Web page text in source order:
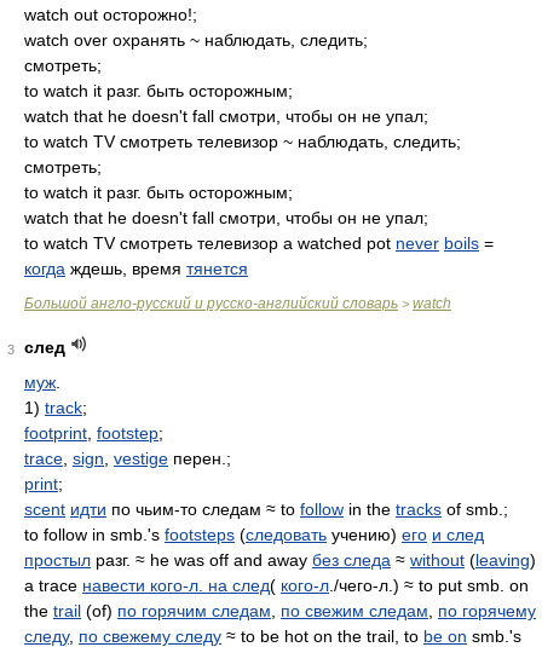
watch out осторожно!;
watch over охранять ~ наблюдать, следить;
смотреть;
to watch it разг. быть осторожным;
watch that he doesn't fall смотри, чтобы он не упал;
to watch TV смотреть телевизор ~ наблюдать, следить;
смотреть;
to watch it разг. быть осторожным;
watch that he doesn't fall смотри, чтобы он не упал;
to watch TV смотреть телевизор a watched pot never boils =
когда ждешь, время тянется
Большой англо-русский и русско-английский словарь > watch
3
след
муж
1) track;
footprint footstep;
trace sign vestige перен.;
print;
scent идти по чьим-то следам ≈ to follow in the tracks of smb.;
to follow in smb.'s footsteps (следовать учению) его и след
простыл разг. ≈ he was off and away без следа ≈ without (leaving)
a trace навести кого-л. на след( кого-л ./чего-л.) ≈ to put smb. on
the trail (of) по горячим следам по свежим следам
по горячему
следу, по свежему следу ≈ to be hot on the trail, to be on smb.'s